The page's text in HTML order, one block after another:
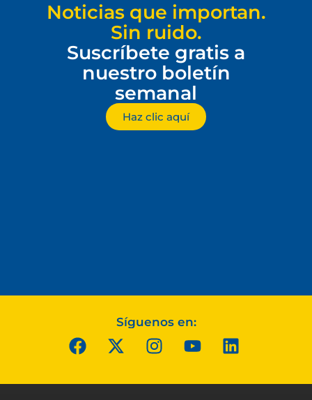
Noticias que importan.
Sin ruido.
Suscríbete gratis a
nuestro boletín
semanal
Haz clic aquí
Síguenos en: